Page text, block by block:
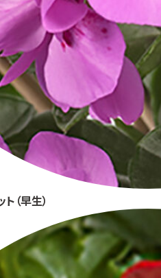
（早生）